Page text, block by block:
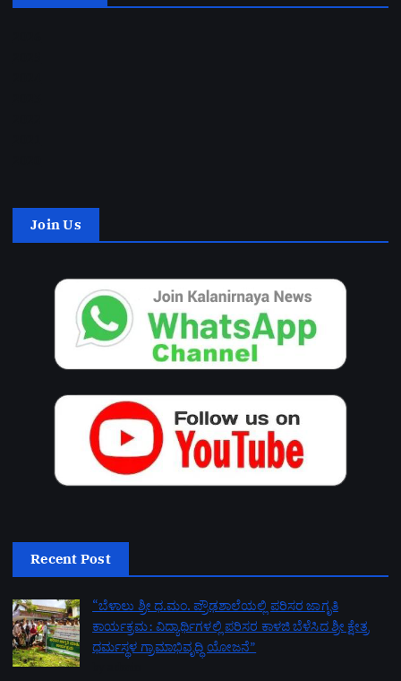
Join Us
Recent Post
“ಬೆಳಾಲು ಶ್ರೀ ಧ.ಮಂ. ಪ್ರೌಢಶಾಲೆಯಲ್ಲಿ ಪರಿಸರ ಜಾಗೃತಿ
ಕಾರ್ಯಕ್ರಮ: ವಿದ್ಯಾರ್ಥಿಗಳಲ್ಲಿ ಪರಿಸರ ಕಾಳಜಿ ಬೆಳೆಸಿದ ಶ್ರೀ ಕ್ಷೇತ್ರ
ಧರ್ಮಸ್ಥಳ ಗ್ರಾಮಾಭಿವೃದ್ಧಿ ಯೋಜನೆ”